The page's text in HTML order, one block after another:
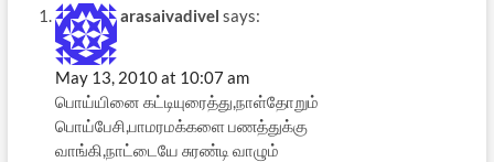
arasaivadivel says:
May 13, 2010 at 10:07 am
பொய்யினை கட்டியுரைத்து,நாள்தோறும்
பொய்பேசி,பாமரமக்களை பணத்துக்கு
வாங்கி,நாட்டையே சுரண்டி வாழும்